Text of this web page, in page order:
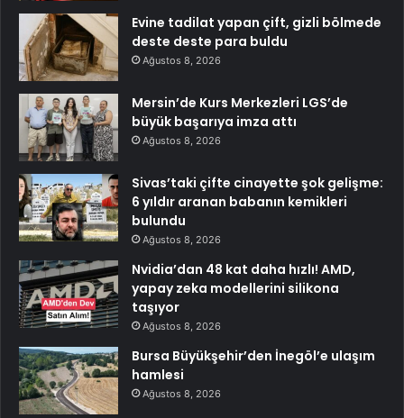
Evine tadilat yapan çift, gizli bölmede
deste deste para buldu
Ağustos 8, 2026
Mersin’de Kurs Merkezleri LGS’de
büyük başarıya imza attı
Ağustos 8, 2026
Sivas’taki çifte cinayette şok gelişme:
6 yıldır aranan babanın kemikleri
bulundu
Ağustos 8, 2026
Nvidia’dan 48 kat daha hızlı! AMD,
yapay zeka modellerini silikona
taşıyor
Ağustos 8, 2026
Bursa Büyükşehir’den İnegöl’e ulaşım
hamlesi
Ağustos 8, 2026